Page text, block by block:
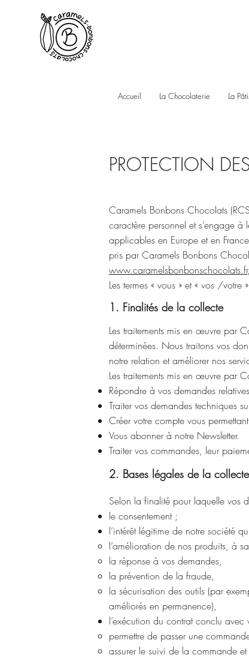
Accueil La Chocolaterie La
PROTECTION
Caramels Bonbons Chocolats
caractère personnel et s’engage
applicables en Europe et en
pris par Caramels Bonbons
www.caramelsbonbonschocolats.fr
Les termes « vous » et « vos /votre
1. Finalités de la collecte
Les traitements mis en œuvre par
déterminées. Nous traitons vos
notre relation et améliorer nos
Les traitements mis en œuvre par
Répondre à vos demandes
Traiter vos demandes techniques
Créer votre compte vous
Vous abonner à notre Newsletter.
Traiter vos commandes, leur
2. Bases légales de la collecte
Selon la finalité pour laquelle vos
le consentement ;
l’intérêt légitime de notre société
l’amélioration de nos produits, à
la réponse à vos demandes,
la prévention de la fraude,
la sécurisation des outils (par
améliorés en permanence),
l’exécution du contrat conclu
permettre de passer une
assurer le suivi de la commande